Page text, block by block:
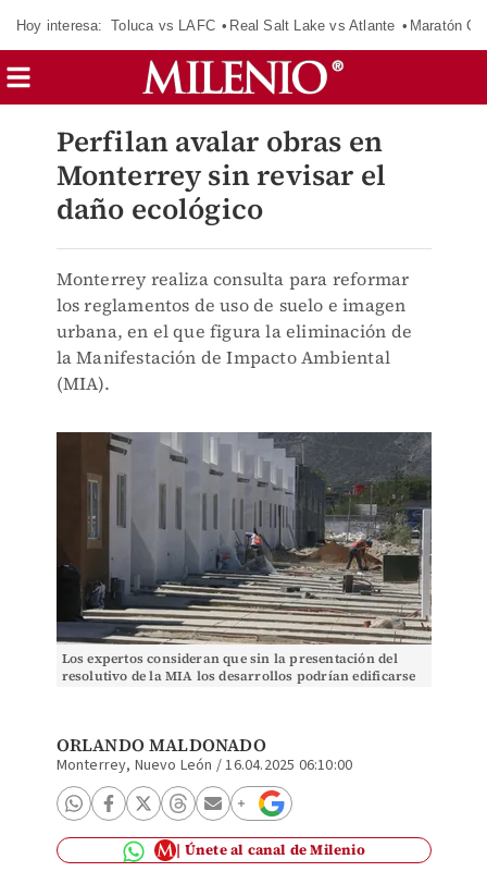
Hoy interesa: Toluca vs LAFC Real Salt Lake vs Atlante Maratón
Perfilan avalar obras en
Monterrey sin revisar el
daño ecológico
Monterrey realiza consulta para reformar
los reglamentos de uso de suelo e imagen
urbana, en el que figura la eliminación de
la Manifestación de Impacto Ambiental
(MIA).
Los expertos consideran que sin la presentación del
resolutivo de la MIA los desarrollos podrían edificarse
ORLANDO MALDONADO
Monterrey, Nuevo León /16.04.2025 06:10:00
Únete al canal de Milenio